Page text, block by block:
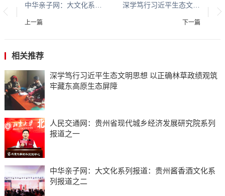
上一篇
深学笃行习近平生态文明思想 以正确林草政绩观筑牢藏东高原生态屏障
下一篇
相关推荐
深学笃行习近平生态文明思想 以正确林草政绩观筑
牢藏东高原生态屏障
人民交通网：贵州省现代城乡经济发展研究院系列
报道之一
中华亲子网：大文化系列报道：贵州酱香酒文化系
列报道之二